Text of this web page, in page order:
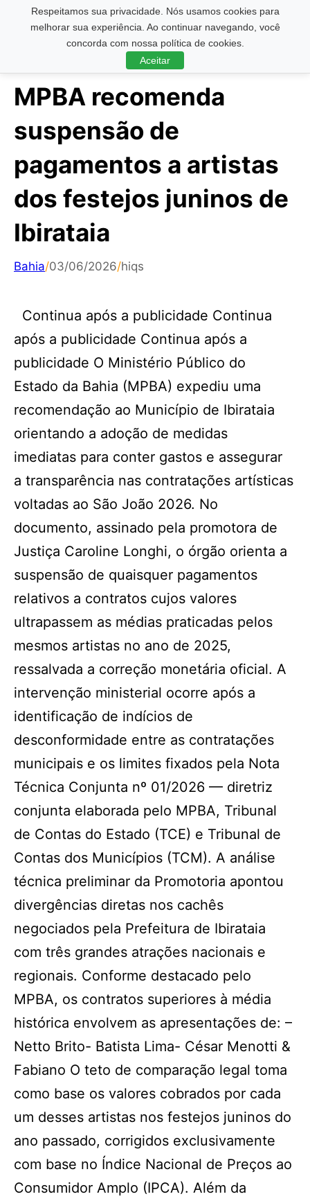
Respeitamos sua privacidade. Nós usamos cookies para
melhorar sua experiência. Ao continuar navegando, você
concorda com nossa política de cookies.
Aceitar
Pesquisar ...
MPBA recomenda
suspensão de
pagamentos a artistas
dos festejos juninos de
Ibirataia
Bahia/03/06/2026/hiqs
Continua após a publicidade Continua
após a publicidade Continua após a
publicidade O Ministério Público do
Estado da Bahia (MPBA) expediu uma
recomendação ao Município de Ibirataia
orientando a adoção de medidas
imediatas para conter gastos e assegurar
a transparência nas contratações artísticas
voltadas ao São João 2026. No
documento, assinado pela promotora de
Justiça Caroline Longhi, o órgão orienta a
suspensão de quaisquer pagamentos
relativos a contratos cujos valores
ultrapassem as médias praticadas pelos
mesmos artistas no ano de 2025,
ressalvada a correção monetária oficial. A
intervenção ministerial ocorre após a
identificação de indícios de
desconformidade entre as contratações
municipais e os limites fixados pela Nota
Técnica Conjunta nº 01/2026 — diretriz
conjunta elaborada pelo MPBA, Tribunal
de Contas do Estado (TCE) e Tribunal de
Contas dos Municípios (TCM). A análise
técnica preliminar da Promotoria apontou
divergências diretas nos cachês
negociados pela Prefeitura de Ibirataia
com três grandes atrações nacionais e
regionais. Conforme destacado pelo
MPBA, os contratos superiores à média
histórica envolvem as apresentações de: –
Netto Brito- Batista Lima- César Menotti &
Fabiano O teto de comparação legal toma
como base os valores cobrados por cada
um desses artistas nos festejos juninos do
ano passado, corrigidos exclusivamente
com base no Índice Nacional de Preços ao
Consumidor Amplo (IPCA). Além da